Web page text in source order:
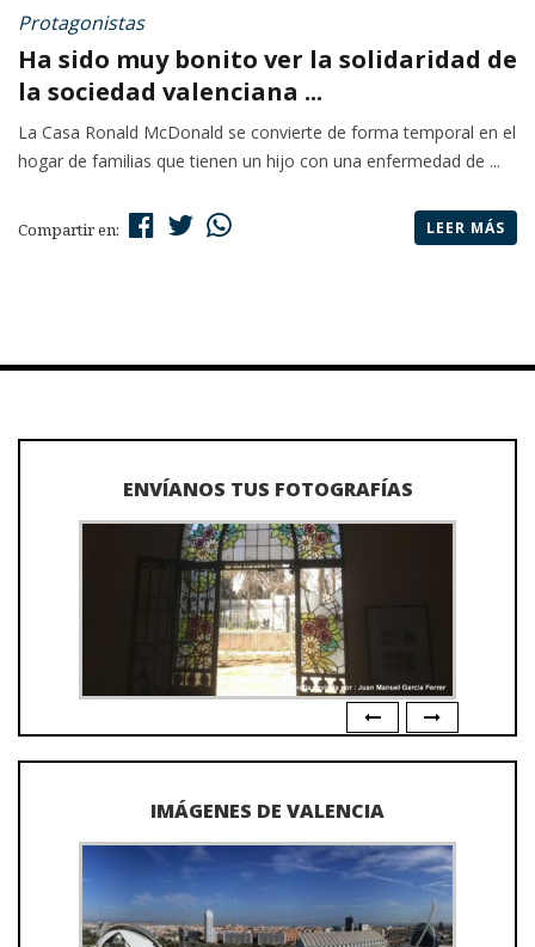
Protagonistas
Ha sido muy bonito ver la solidaridad de
la sociedad valenciana ...
La Casa Ronald McDonald se convierte de forma temporal en el
hogar de familias que tienen un hijo con una enfermedad de ...
Compartir en: LEER MÁS
ENVÍANOS TUS FOTOGRAFÍAS
IMÁGENES DE VALENCIA